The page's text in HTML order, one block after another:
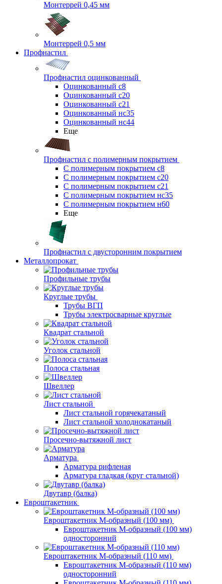
Монтеррей 0,45 мм
Монтеррей 0,5 мм
Профнастил
Профнастил оцинкованный
Оцинкованный с8
Оцинкованный с20
Оцинкованный с21
Оцинкованный нс35
Оцинкованный нс44
Еще
Профнастил с полимерным покрытием
С полимерным покрытием с8
С полимерным покрытием с20
С полимерным покрытием с21
С полимерным покрытием нс35
С полимерным покрытием н60
Еще
Профнастил с двусторонним покрытием
Металлопрокат
Профильные трубы
Круглые трубы
Трубы ВГП
Трубы электросварные круглые
Квадрат стальной
Уголок стальной
Полоса стальная
Швеллер
Лист стальной
Лист стальной горячекатаный
Лист стальной холоднокатаный
Просечно-вытяжной лист
Арматура
Арматура рифленая
Арматура гладкая (круг стальной)
Двутавр (балка)
Евроштакетник
Евроштакетник М-образный (100 мм)
Евроштакетник М-образный (100 мм)
односторонний
Евроштакетник М-образный (110 мм)
Евроштакетник М-образный (110 мм)
односторонний